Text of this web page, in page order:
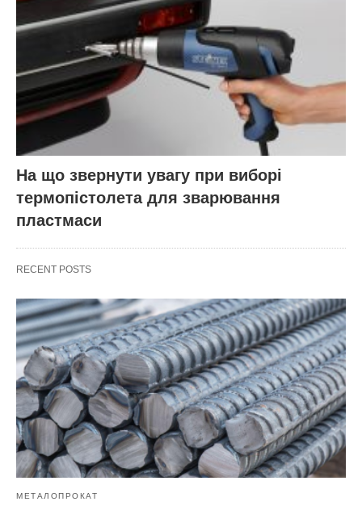
На що звернути увагу при виборі
термопістолета для зварювання
пластмаси
RECENT POSTS
МЕТАЛОПРОКАТ